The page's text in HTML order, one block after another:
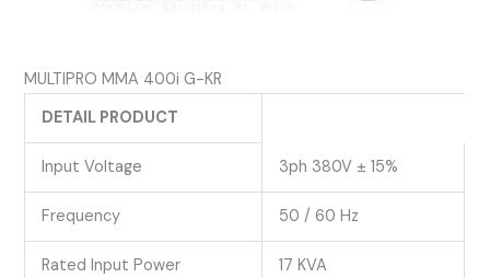
MULTIPRO MMA 400i G-KR
DETAIL PRODUCT
Input Voltage 3ph 380V ± 15%
Frequency 50 / 60 Hz
Rated Input Power 17 KVA